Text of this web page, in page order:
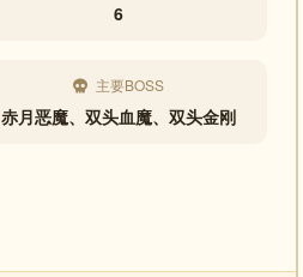
6
主要BOSS
赤月恶魔、双头血魔、双头金刚